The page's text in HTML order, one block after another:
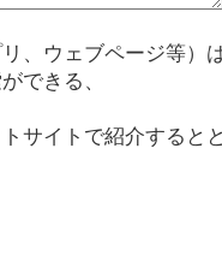
、ウェブページ等）は
できる、
サイトで紹介するとと